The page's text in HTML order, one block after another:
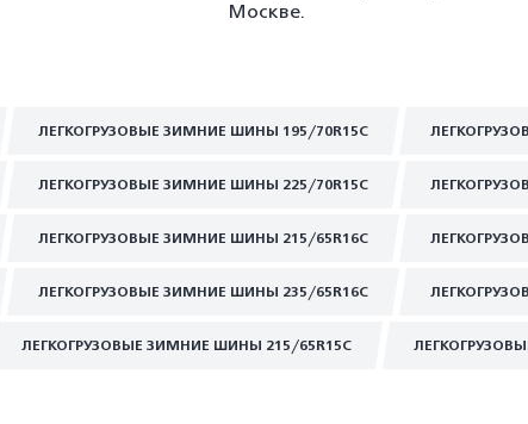
Москве.
ЛЕГКОГРУЗОВЫЕ ЗИМНИЕ ШИНЫ 195/70R15C
ЛЕГКОГРУЗОВЫЕ ЗИМНИЕ ШИНЫ 225/70R15C
ЛЕГКОГРУЗОВЫЕ ЗИМНИЕ ШИНЫ 215/65R16C
ЛЕГКОГРУЗОВЫЕ ЗИМНИЕ ШИНЫ 235/65R16C
ЛЕГКОГРУЗОВЫЕ ЗИМНИЕ ШИНЫ 215/65R15C